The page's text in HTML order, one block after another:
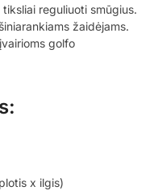
reguliuoti smūgius.
žaidėjams.
golfo
x ilgis)